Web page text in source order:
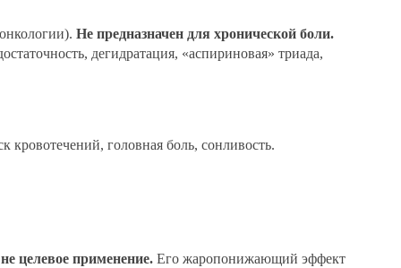
Не предназначен для хронической боли.
дегидратация, «аспириновая» триада,
головная боль, сонливость.
целевое применение. Его жаропонижающий эффект